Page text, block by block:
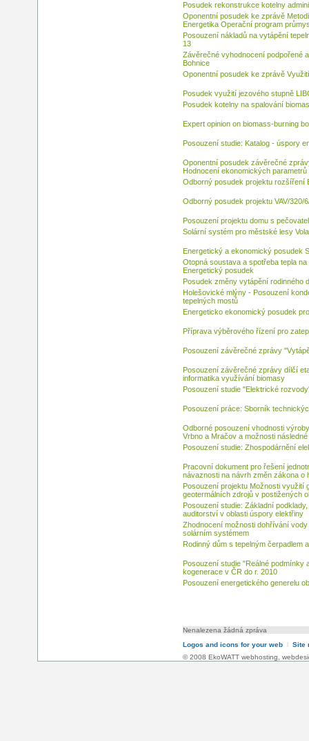
Posudek rekonstrukce kotelny
Oponentní posudek ke zprávě
Energetika Operační program
Posouzení nákladů na vytápění
13
Závěrečné vyhodnocení podpořené
Bohnice
Oponentní posudek ke zprávě
Posudek využití jezového stupně
Posudek kotelny na spalování
Expert opinion on biomass-burning
Posouzení studie: Katalog - úspory
Oponentní posudek závěrečné
Hodnocení ekonomických
Odborný posudek projektu rozšíření
Odborný posudek projektu VAV/
Posouzení projektu domu s
Solární systém pro městské lesy
Energetický a ekonomický posudek
Otopná soustava a spotřeba tepla
Energetický posudek
Posudek změny vytápění rodinného
Holešovické mlýny - Posouzení
tepelných mostů
Energeticko ekonomický posudek
Příprava výběrového řízení pro
Posouzení závěrečné zprávy
Posouzení závěrečné zprávy dílčí
informatika využívání biomasy
Posouzení studie "Elektrické
Posouzení práce: Sborník
Odborné posouzení vhodnosti
Vrbno a Mračov a možnosti
Posouzení studie: Zhospodárnění
Pracovní dokument pro řešení
návaznosti na návrh změn zákona o
Posouzení projektu Možnosti využití
geotermálních zdrojů v postižených
Posouzení studie: Základní
auditorství v oblasti úspory elektřiny
Zhodnocení možnosti dohřívání
solárním systémem
Rodinný dům s tepelným čerpadlem
Posouzení studie "Reálné podmínky
kogenerace v ČR do r. 2010
Posouzení energetického generelu
Nenalezena žádná zpráva
Logos and icons for your web l Site
© 2008 EkoWATT webhosting